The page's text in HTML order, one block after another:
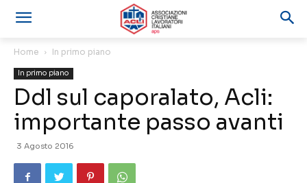
Home In primo piano
In primo piano
Ddl sul caporalato, Acli:
importante passo avanti
3 Agosto 2016